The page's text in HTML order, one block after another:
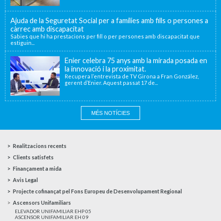
Ajuda de la Seguretat Social per a famílies amb fills o persones a
càrrec amb discapacitat
Sabies que hi ha prestacions per fill o per persones amb discapacitat que
estiguin...
Enier celebra 75 anys amb la mirada posada en
la innovació i la proximitat.
Recupera l’entrevista de TV Girona a Fran González,
gerent d’Enier. Aquest passat 17 de...
MÉS NOTÍCIES
Realitzacions recents
Clients satisfets
Finançament a mida
Avis Legal
Projecte cofinançat pel Fons Europeu de Desenvolupament Regional
Ascensors Unifamiliars
ELEVADOR UNIFAMILIAR EHP 05
ASCENSOR UNIFAMILIAR EH 09